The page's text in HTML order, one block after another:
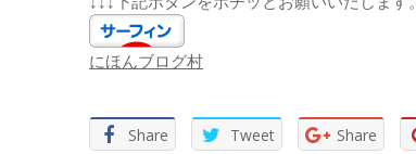
にほんブログ村
Share Tweet Share